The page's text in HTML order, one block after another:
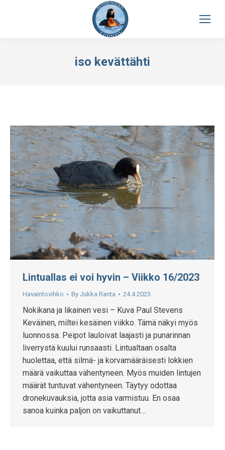
iso kevättähti
Lintuallas ei voi hyvin – Viikko 16/2023
Havaintovihko By Jukka Ranta 24.4.2023
Nokikana ja likainen vesi – Kuva Paul Stevens
Keväinen, miltei kesäinen viikko. Tämä näkyi myös
luonnossa. Peipot lauloivat laajasti ja punarinnan
liverrystä kuului runsaasti. Lintualtaan osalta
huolettaa, että silmä- ja korvamääräisesti lokkien
määrä vaikuttaa vähentyneen. Myös muiden lintujen
määrät tuntuvat vähentyneen. Täytyy odottaa
dronekuvauksia, jotta asia varmistuu. En osaa
sanoa kuinka paljon on vaikuttanut…